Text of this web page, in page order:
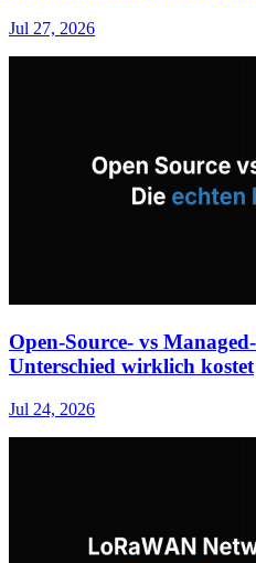
Jul 27, 2026
Open-Source- vs
Unterschied wirklich kostet
Jul 24, 2026